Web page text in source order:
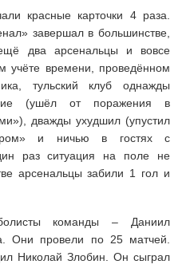
красные карточки 4 раза.
завершал в большинстве,
два арсенальцы и вовсе
учёте времени, проведённом
тульский клуб однажды
(ушёл от поражения в
дважды ухудшил (упустил
и ничью в гостях с
раз ситуация на поле не
арсенальцы забили 1 гол и
команды – Даниил
Они провели по 25 матчей.
Николай Злобин. Он сыграл